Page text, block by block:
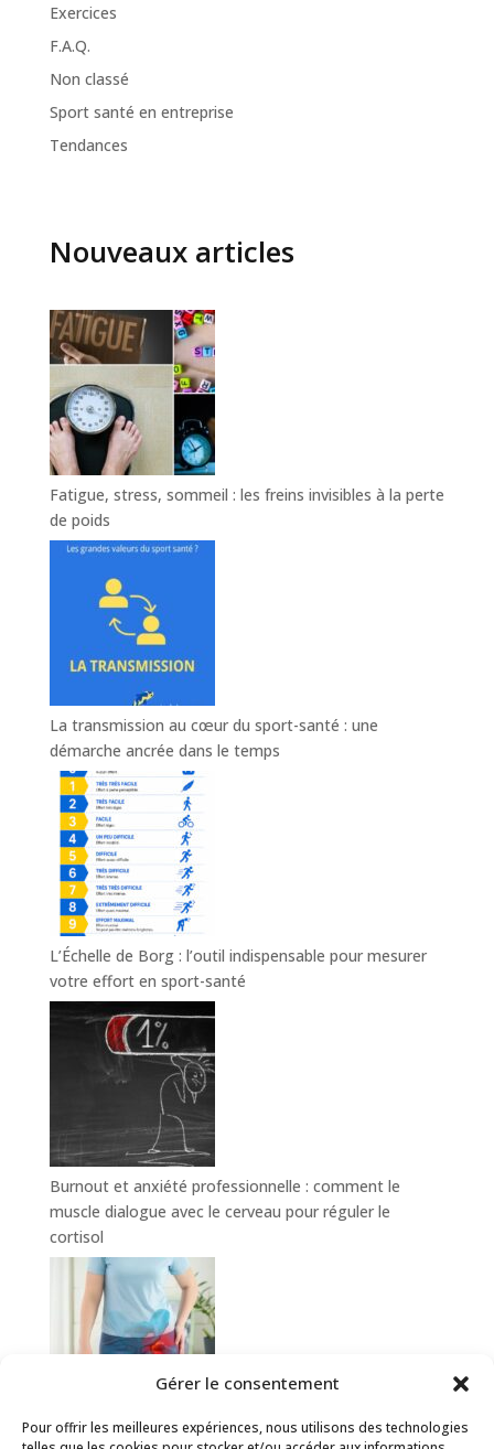
Gérer le consentement
Pour offrir les meilleures expériences, nous utilisons des technologies
Exercices
F.A.Q.
Non classé
Sport santé en entreprise
Tendances
Nouveaux articles
Fatigue, stress, sommeil : les freins invisibles à la perte
de poids
La transmission au cœur du sport-santé : une
démarche ancrée dans le temps
L’Échelle de Borg : l’outil indispensable pour mesurer
votre effort en sport-santé
Burnout et anxiété professionnelle : comment le
muscle dialogue avec le cerveau pour réguler le
cortisol
Hanche douloureuse : comment le sport-santé aide à